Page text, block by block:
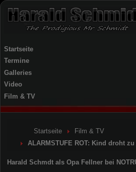
Startseite
Termine
Galleries
Video
Film & TV
Startseite
Film & TV
ALARMSTUFE ROT: Kind droht
Harald Schmdt als Opa Fellner bei